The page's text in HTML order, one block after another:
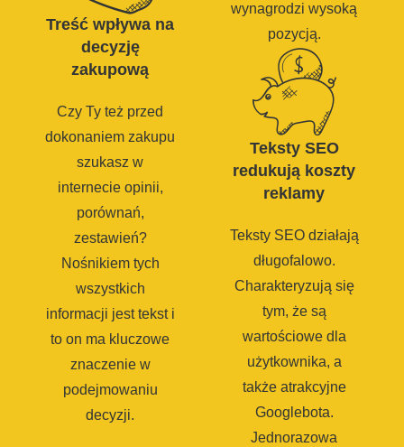
wynagrodzi wysoką
pozycją.
Teksty SEO
redukują koszty
reklamy
Teksty SEO działają
długofalowo.
Charakteryzują się
tym, że są
wartościowe dla
użytkownika, a
także atrakcyjne
Googlebota.
Jednorazowa
Treść wpływa na
decyzję
zakupową
Czy Ty też przed
dokonaniem zakupu
szukasz w
internecie opinii,
porównań,
zestawień?
Nośnikiem tych
wszystkich
informacji jest tekst i
to on ma kluczowe
znaczenie w
podejmowaniu
decyzji.